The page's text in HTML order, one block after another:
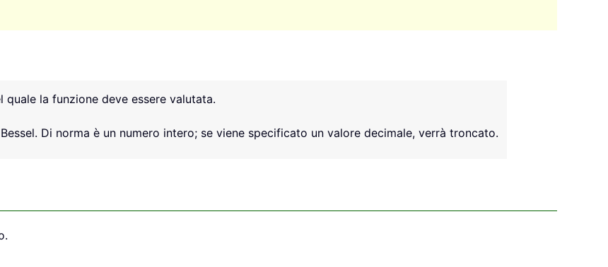
la funzione deve essere valutata.
Di norma è un numero intero; se viene specificato un valore decimale, verrà troncato.